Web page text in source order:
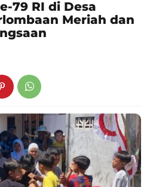
79 RI di Desa
Meriah dan